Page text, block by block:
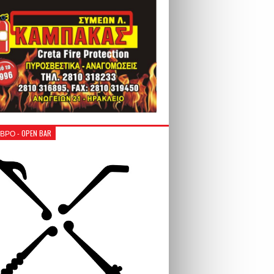
- OPEN BAR